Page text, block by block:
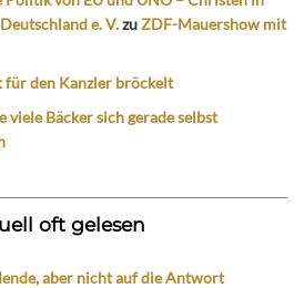
e. V.zuZDF-Mauershow mit
für den Kanzler bröckelt
viele Bäcker sich gerade selbst
oft gelesen
aber nicht auf die Antwort